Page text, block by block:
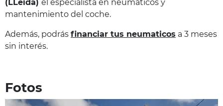
(LLeida) el especialista en neumáticos y
mantenimiento del coche.
Además, podrás financiar tus neumaticos a 3 meses
sin interés.
Fotos